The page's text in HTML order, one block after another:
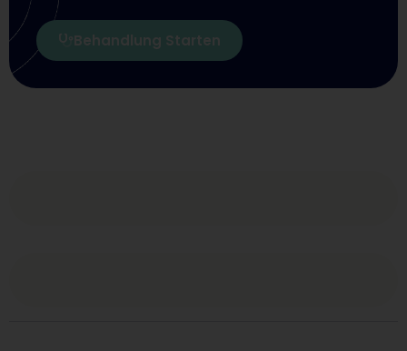
Behandlung Starten